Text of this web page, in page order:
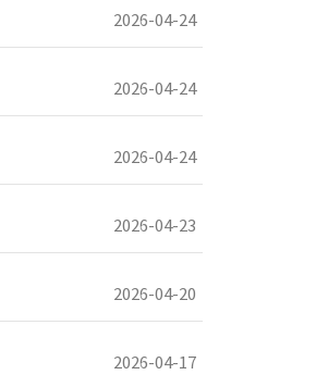
2026-04-24
2026-04-24
2026-04-24
2026-04-23
2026-04-20
2026-04-17